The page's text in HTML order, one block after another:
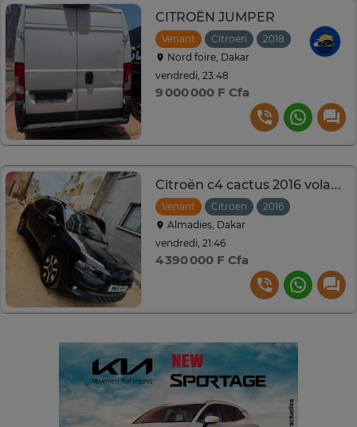
CITROËN JUMPER
Venant Citroen 2018
Manuelle
Nord foire, Dakar
vendredi, 23:48
9 000 000 F Cfa
Citroën c4 cactus 2016 volant droite
Venant Citroen 2016
Almadies, Dakar
vendredi, 21:46
4 390 000 F Cfa